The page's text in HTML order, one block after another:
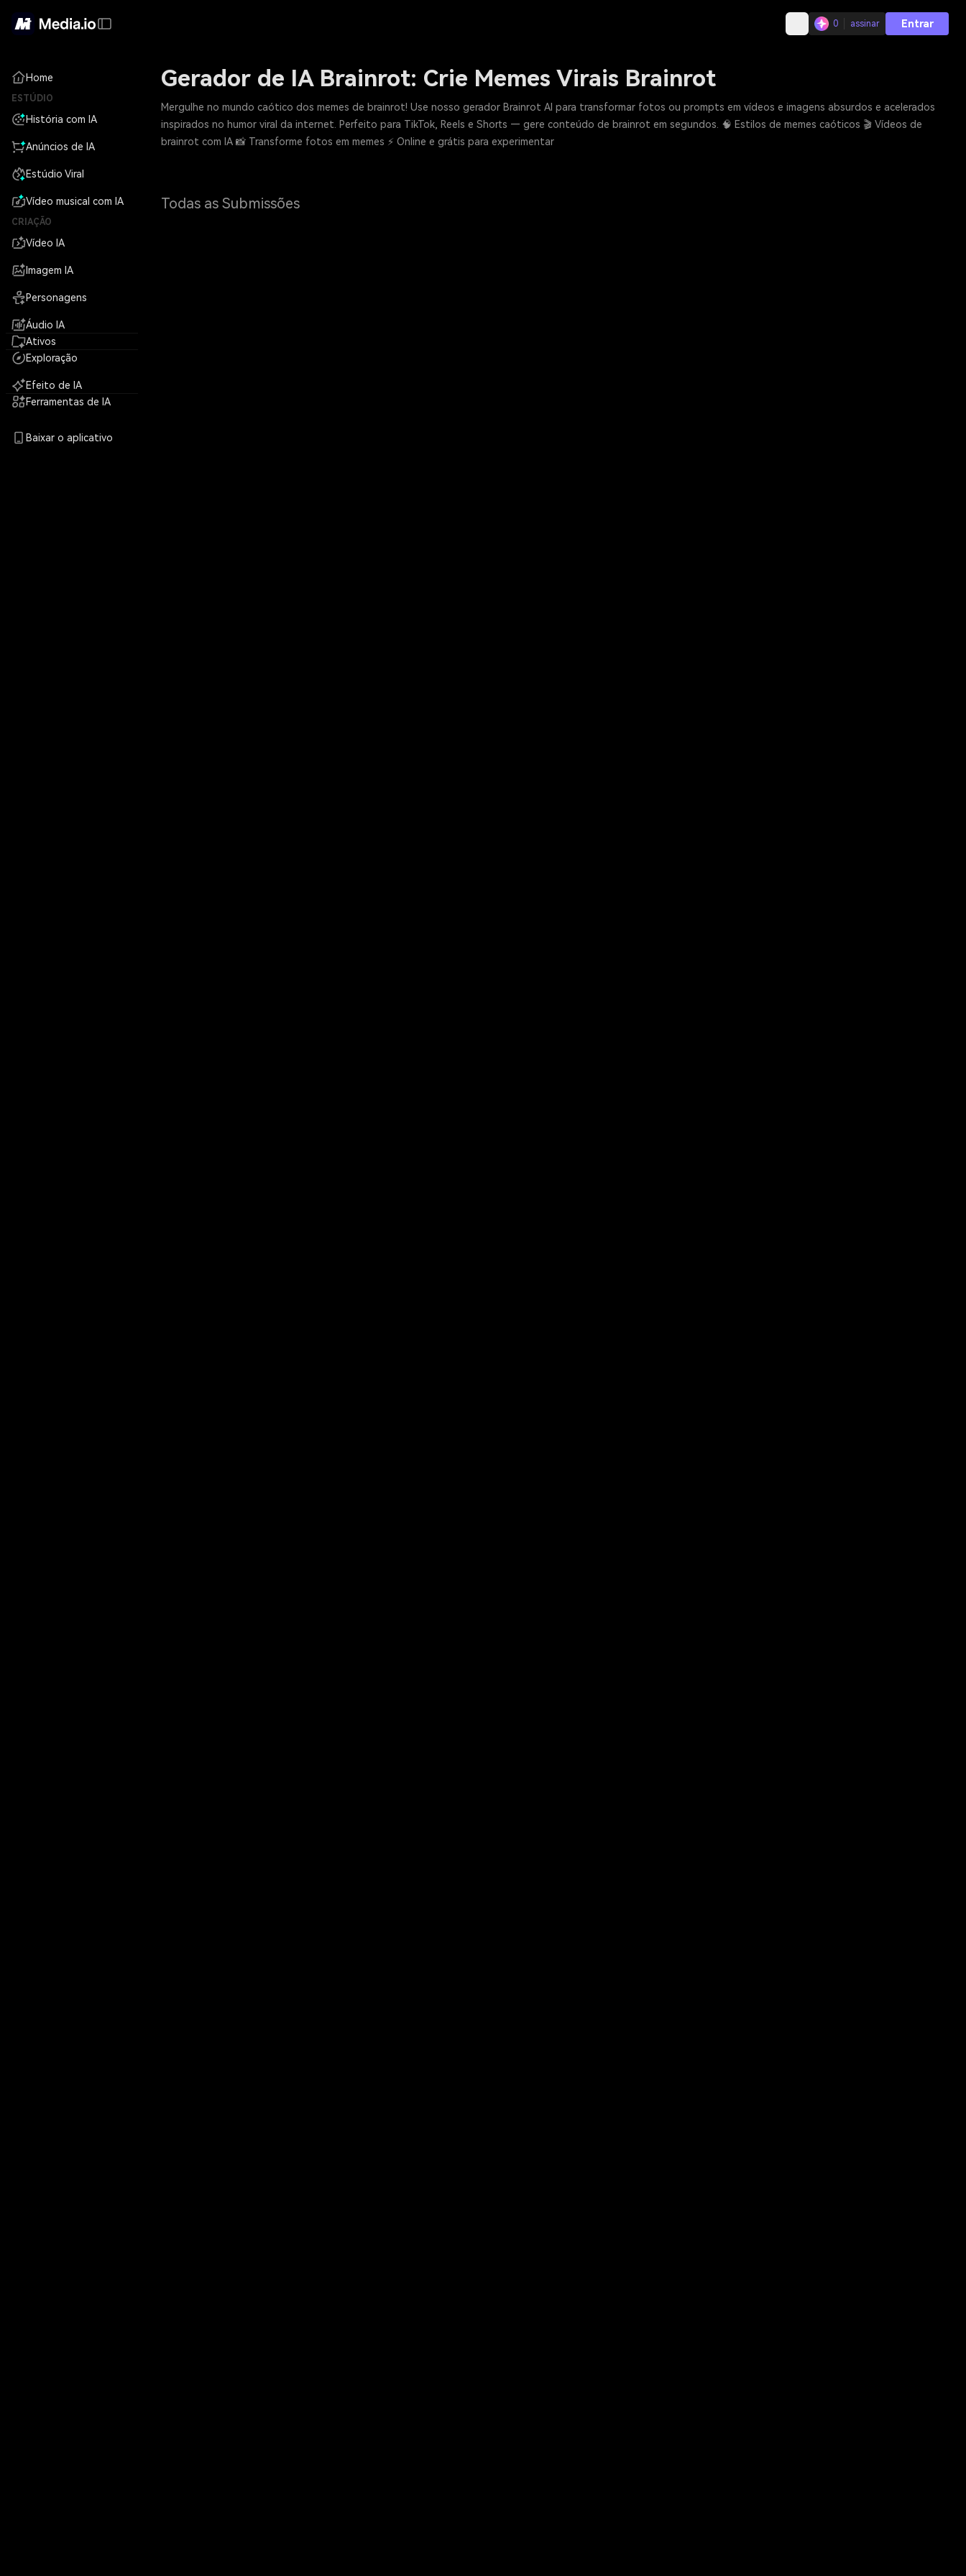
0 assinar Entrar
Home
ESTÚDIO
História com IA
Anúncios de IA
Estúdio Viral
Vídeo musical com IA
CRIAÇÃO
Vídeo IA
Imagem IA
Personagens
Áudio IA
Ativos
Exploração
Efeito de IA
Ferramentas de IA
Baixar o aplicativo
Gerador de IA Brainrot: Crie Memes Virais Brainrot
Mergulhe no mundo caótico dos memes de brainrot! Use nosso gerador Brainrot AI para transformar fotos ou prompts em vídeos e imagens absurdos e acelerados
inspirados no humor viral da internet. Perfeito para TikTok, Reels e Shorts — gere conteúdo de brainrot em segundos. 🧠 Estilos de memes caóticos 🎬 Vídeos de
brainrot com IA 📸 Transforme fotos em memes ⚡ Online e grátis para experimentar
Todas as Submissões